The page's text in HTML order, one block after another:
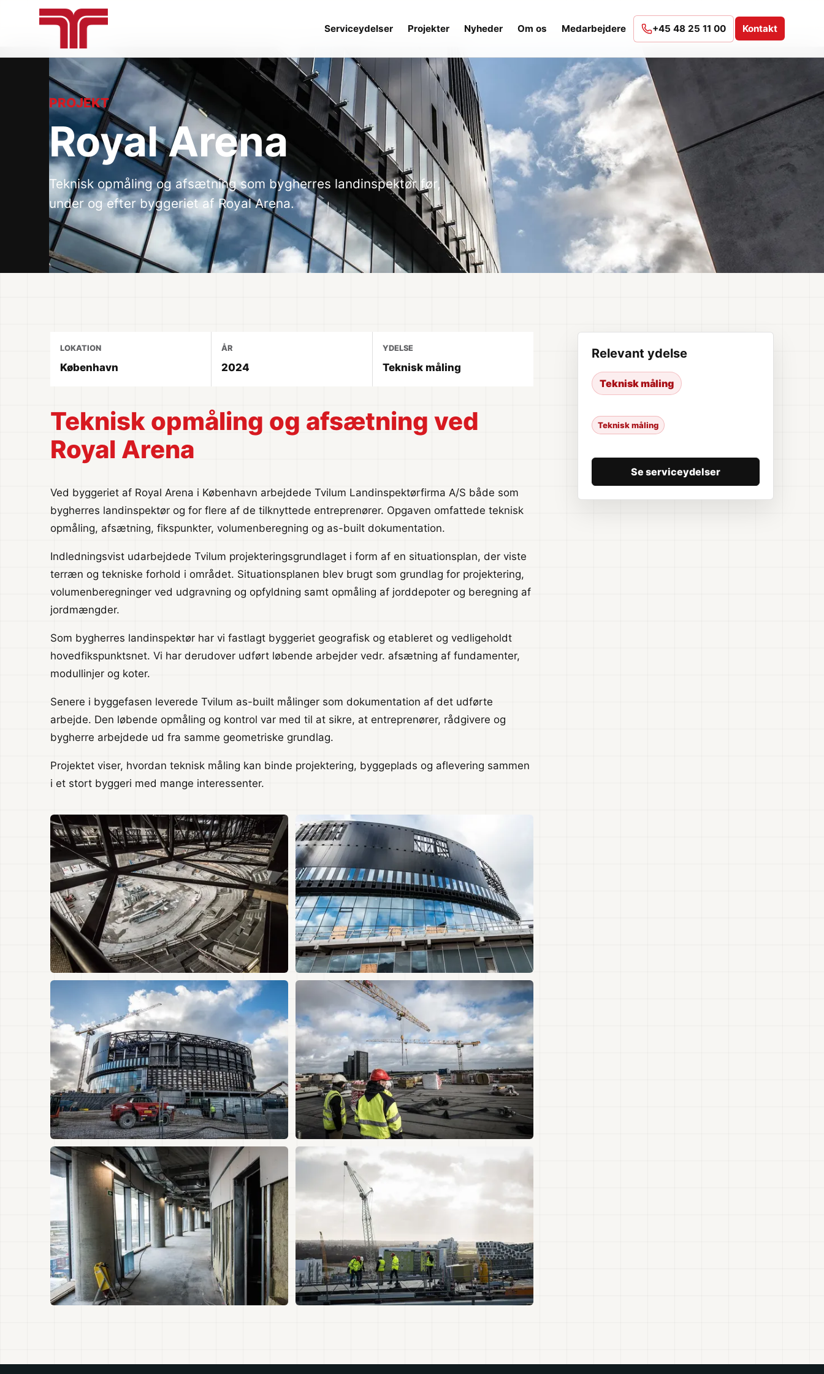
Serviceydelser Projekter Nyheder Om os Medarbejdere +45 48 25 11 00 Kontakt
PROJEKT
Royal Arena
Teknisk opmåling og afsætning som bygherres landinspektør før,
under og efter byggeriet af Royal Arena.
LOKATION
København
ÅR
2024
YDELSE
Teknisk måling
Teknisk opmåling og afsætning ved
Royal Arena
Ved byggeriet af Royal Arena i København arbejdede Tvilum Landinspektørfirma A/S både som
bygherres landinspektør og for flere af de tilknyttede entreprenører. Opgaven omfattede teknisk
opmåling, afsætning, fikspunkter, volumenberegning og as-built dokumentation.
Indledningsvist udarbejdede Tvilum projekteringsgrundlaget i form af en situationsplan, der viste
terræn og tekniske forhold i området. Situationsplanen blev brugt som grundlag for projektering,
volumenberegninger ved udgravning og opfyldning samt opmåling af jorddepoter og beregning af
jordmængder.
Som bygherres landinspektør har vi fastlagt byggeriet geografisk og etableret og vedligeholdt
hovedfikspunktsnet. Vi har derudover udført løbende arbejder vedr. afsætning af fundamenter,
modullinjer og koter.
Senere i byggefasen leverede Tvilum as-built målinger som dokumentation af det udførte
arbejde. Den løbende opmåling og kontrol var med til at sikre, at entreprenører, rådgivere og
bygherre arbejdede ud fra samme geometriske grundlag.
Projektet viser, hvordan teknisk måling kan binde projektering, byggeplads og aflevering sammen
i et stort byggeri med mange interessenter.
Relevant ydelse
Teknisk måling
Teknisk måling
Se serviceydelser